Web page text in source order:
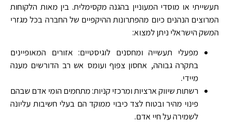
תעשייתי או מוסדי המעוניין בהגנה מקסימלית. בין מאות הלקוחות
המרוצים הנהנים כיום מהפתרונות ההיקפיים של החברה בכל מגזרי
המשק הישראלי ניתן למצוא:
מפעלי תעשייה ומחסנים לוגיסטיים: אזורים המאופיינים
בתקרה גבוהה, אחסון צפוף ועומס אש רב הדורשים מענה
מיידי.
רשתות שיווק ארציות ומרכזי קניות: מתחמים הומי אדם שבהם
פינוי מהיר ובטוח לצד כיבוי ממוקד הם בעלי חשיבות עליונה
לשמירה על חיי אדם.